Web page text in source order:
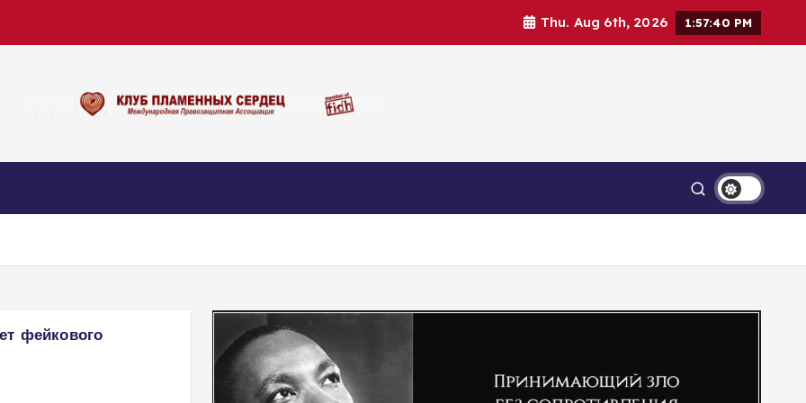
Thu. Aug 6th, 2026 1:57:42 PM
фейкового